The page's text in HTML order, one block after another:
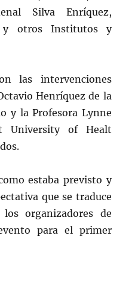
Silva Enríquez,
y otros Institutos y
las intervenciones
Henríquez de la
y la Profesora Lynne
University of Healt
estaba previsto y
que se traduce
organizadores de
para el primer